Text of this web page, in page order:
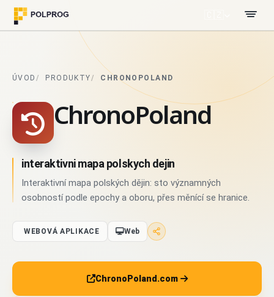
ÚVOD PRODUKTY CHRONOPOLAND
ChronoPoland
interaktivni mapa polskych dejin
Interaktivní mapa polských dějin: sto významných
osobností podle epochy a oboru, přes měnící se hranice.
WEBOVÁ APLIKACE Web
ChronoPoland.com